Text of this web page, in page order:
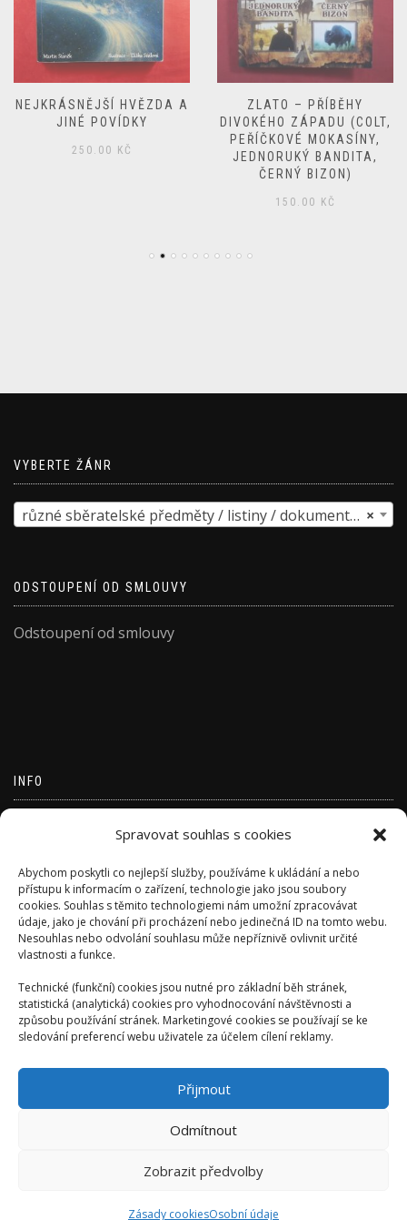
Spravovat souhlas s cookies
Abychom poskytli co nejlepší služby, používáme k ukládání a nebo
přístupu k informacím o zařízení, technologie jako jsou soubory
cookies. Souhlas s těmito technologiemi nám umožní zpracovávat
údaje, jako je chování při procházení nebo jedinečná ID na tomto webu.
Nesouhlas nebo odvolání souhlasu může nepříznivě ovlivnit určité
vlastnosti a funkce.
Technické (funkční) cookies jsou nutné pro základní běh stránek,
statistická (analytická) cookies pro vyhodnocování návštěvnosti a
způsobu používání stránek. Marketingové cookies se používají se ke
sledování preferencí webu uživatele za účelem cílení reklamy.
Přijmout
Odmítnout
Zobrazit předvolby
Zásady cookiesOsobní údaje
NEJKRÁSNĚJŠÍ HVĚZDA A
JINÉ POVÍDKY
250.00 KČ
ZLATO – PŘÍBĚHY
DIVOKÉHO ZÁPADU (COLT,
PEŘÍČKOVÉ MOKASÍNY,
JEDNORUKÝ BANDITA,
ČERNÝ BIZON)
150.00 KČ
VYBERTE ŽÁNR
×
různé sběratelské předměty / listiny / dokumenty atd.
ODSTOUPENÍ OD SMLOUVY
Odstoupení od smlouvy
INFO
Kanál komentářů
Česká lokalizace
AUTORSKÉ VYDAVATELSTVÍ: ONDŘEJ KALIVODA -
KALI.CZ